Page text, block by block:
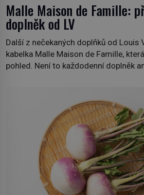
Malle Maison de Famille:
doplněk od LV
Další z nečekaných doplňků od Louis
kabelka Malle Maison de Famille,
pohled. Není to každodenní doplněk
adrese 18 Rue Louis Vuitton, které
roce 1869. […]